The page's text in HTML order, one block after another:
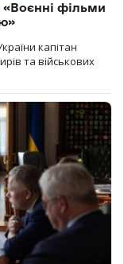
фільми
капітан
та військових